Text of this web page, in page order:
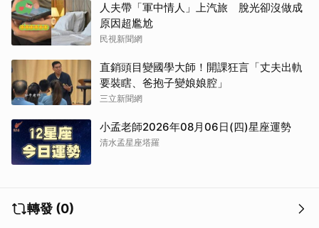
人夫帶「軍中情人」上汽旅 脫光卻沒做成
原因超尷尬
民視新聞網
直銷頭目變國學大師！開課狂言「丈夫出軌
要裝瞎、爸抱子變娘娘腔」
三立新聞網
小孟老師2026年08月06日(四)星座運勢
清水孟星座塔羅
轉發 (0)